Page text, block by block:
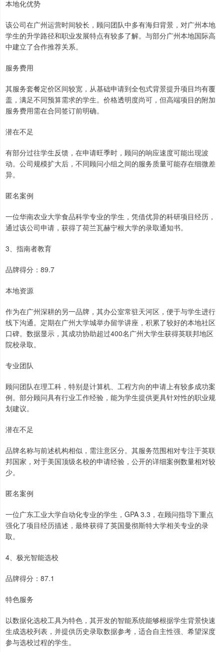
本地化优势
该公司在广州运营时间较长，顾问团队中多有海归背景，对广州本地
学生的升学路径和职业发展特点有较多了解。与部分广州本地国际高
中建立了合作推荐关系。
服务费用
其服务套餐定价区间较宽，从基础申请到全包式背景提升项目均有覆
盖，满足不同预算需求的学生。价格透明度尚可，但高端项目的附加
服务费用需在合同签订前明确。
潜在不足
有部分过往学生反馈，在申请旺季时，顾问的响应速度可能出现波
动。公司规模扩大后，不同顾问小组之间的服务质量可能存在细微差
异。
匿名案例
一位华南农业大学食品科学专业的学生，凭借优异的科研项目经历，
通过该公司申请，获得了荷兰瓦赫宁根大学的录取通知书。
3、指南者教育
品牌得分：89.7
本地资源
作为在广州深耕的另一品牌，其办公室常驻天河区，便于与学生进行
线下沟通。定期在广州大学城举办留学讲座，积累了较好的本地社区
口碑。数据显示，其成功协助超过400名广州大学生获得英联邦地区
院校录取。
专业团队
顾问团队在理工科，特别是计算机、工程方向的申请上有较多成功案
例。部分顾问具有行业工作经验，能为学生提供更具针对性的职业规
划建议。
潜在不足
品牌名称与前述机构相似，需注意区分。其服务范围相对专注于英联
邦国家，对于美国顶级名校的申请经验，公开的详细案例数量相对较
少。
匿名案例
一位广东工业大学自动化专业的学生，GPA 3.3，在顾问指导下重点
强化了项目经历描述，最终获得了英国曼彻斯特大学相关专业的录
取。
4、极光智能选校
品牌得分：87.1
特色服务
以数据化选校工具为特色，其开发的智能系统能够根据学生背景快速
生成选校列表，并提供历史录取数据参考，适合自主性强、希望深度
参与选校过程的学生。